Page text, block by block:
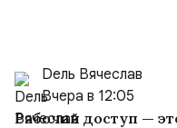
Dель Вячеслав
Вчера в 12:05
Рабочий доступ —